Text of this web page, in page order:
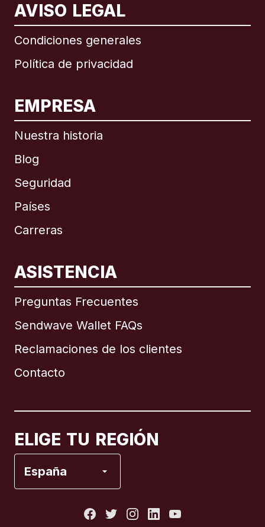
AVISO LEGAL
Condiciones generales
Política de privacidad
EMPRESA
Nuestra historia
Blog
Seguridad
Países
Carreras
ASISTENCIA
Preguntas Frecuentes
Sendwave Wallet FAQs
Reclamaciones de los clientes
Contacto
ELIGE TU REGIÓN
España
Internacional English
Brasil